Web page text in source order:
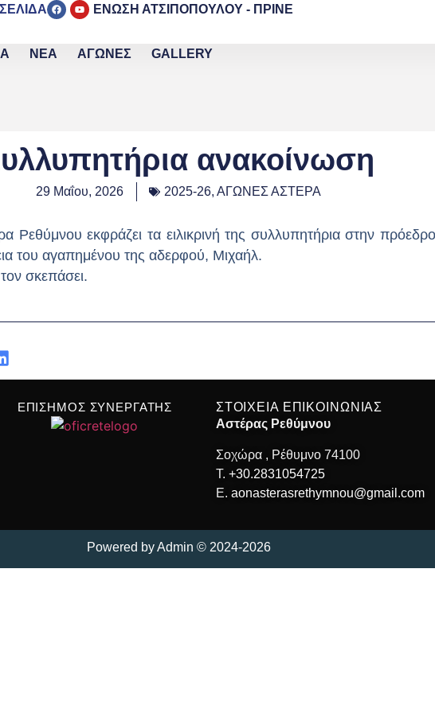
ΕΝΩΣΗ ΑΤΣΙΠΟΠΟΥΛΟΥ - ΠΡΙΝΕ
ΝΕΑ ΑΓΩΝΕΣ GALLERY
ανακοίνωση
29 Μαΐου, 2026 2025-26, ΑΓΩΝΕΣ ΑΣΤΕΡΑ
Ρεθύμνου εκφράζει τα ειλικρινή της συλλυπητήρια στην
του αγαπημένου της αδερφού, Μιχαήλ.
σκεπάσει.
ΕΠΙΣΗΜΟΣ ΣΥΝΕΡΓΑΤΗΣ
ΣΤΟΙΧΕΙΑ ΕΠΙΚΟΙΝΩΝΙΑΣ
Αστέρας Ρεθύμνου
Σοχώρα , Ρέθυμνο 74100
T. +30.2831054725
E. aonasterasrethymnou@gmail.com
Powered byAdmin © 2024-2026